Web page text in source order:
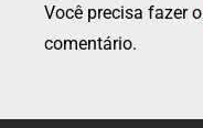
Você precisa fazer o
comentário.